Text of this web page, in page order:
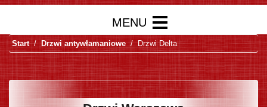
Start Drzwi antywłamaniowe Drzwi Delta